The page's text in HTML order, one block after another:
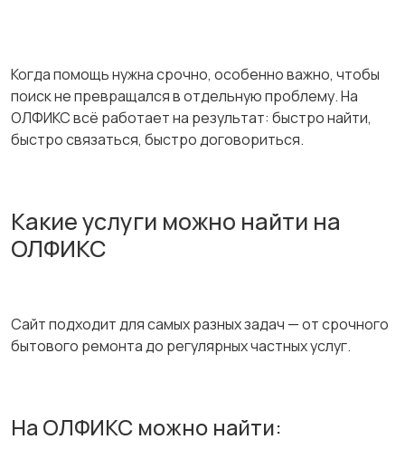
Когда помощь нужна срочно, особенно важно, чтобы
поиск не превращался в отдельную проблему. На
ОЛФИКС всё работает на результат: быстро найти,
быстро связаться, быстро договориться.
Какие услуги можно найти на
ОЛФИКС
Сайт подходит для самых разных задач — от срочного
бытового ремонта до регулярных частных услуг.
На ОЛФИКС можно найти: